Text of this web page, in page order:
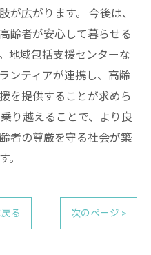
が広がります。 今後は、
齢者が安心して暮らせる
地域包括支援センターな
ンティアが連携し、高齢
を提供することが求めら
り越えることで、より良
者の尊厳を守る社会が築
。
る 次のページ >